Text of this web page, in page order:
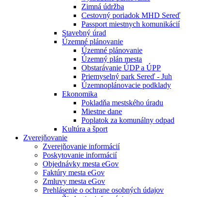
Zimná údržba
Cestovný poriadok MHD Sereď
Passport miestnych komunikácií
Stavebný úrad
Územné plánovanie
Územné plánovanie
Územný plán mesta
Obstarávanie ÚDP a ÚPP
Priemyselný park Sereď - Juh
Územnoplánovacie podklady
Ekonomika
Pokladňa mestského úradu
Miestne dane
Poplatok za komunálny odpad
Kultúra a šport
Zverejňovanie
Zverejňovanie informácií
Poskytovanie informácií
Objednávky mesta eGov
Faktúry mesta eGov
Zmluvy mesta eGov
Prehlásenie o ochrane osobných údajov